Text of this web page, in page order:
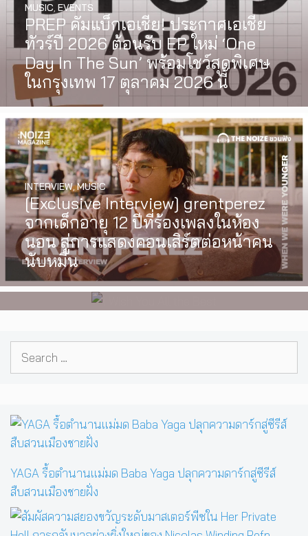
PREP คัมแบ็กเอเชีย! ประกาศเอเชีย
ทัวร์ปี 2026 ต้อนรับ EP ใหม่ ‘One
Day In The Sun’ พร้อมโชว์สุดพิเศษ
ในกรุงเทพ 17 ตุลาคม 2026 นี้
MUSIC EVENTS
[Exclusive Interview] grentperez
จากเด็กอายุ 12 ปีที่ร้องเพลงในห้อง
นอน สู่การแสดงคอนเสิร์ตต่อหน้าคน
นับหมื่น
INTERVIEW,MUSIC
I Wish You All the Best เรื่องราวของ
วัยรุ่นนอนไบนารี่ กับครอบครัวที่เขา
เลือกได้เอง ผลงานการกำกับ
ภาพยนตร์เรื่องแรกของ Tommy
Dorfman
WATCH,LGBTQIAN+
Search
YAGA รื้อตำนานแม่มด Baba Yaga ปลุกความดาร์กสู่ซีรีส์
สืบสวนเมืองชายฝั่ง